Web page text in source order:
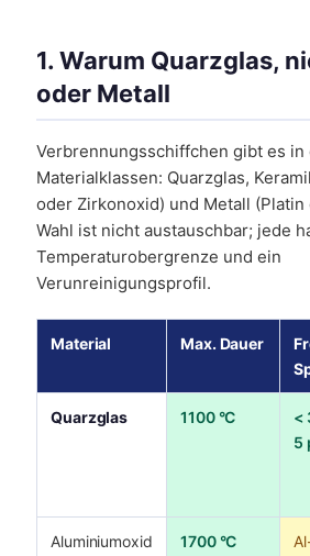
1. Warum Quarzglas,
oder Metall
Verbrennungsschiffchen gibt es in
Materialklassen: Quarzglas,
oder Zirkonoxid) und Metall (Platin
Wahl ist nicht austauschbar; jede
Temperaturobergrenze und ein
Verunreinigungsprofil.
Material Max. Dauer
Quarzglas 1100 °C
<
5
Aluminiumoxid
1700 °C